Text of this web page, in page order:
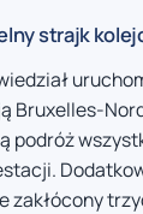
strajk
zakłócony